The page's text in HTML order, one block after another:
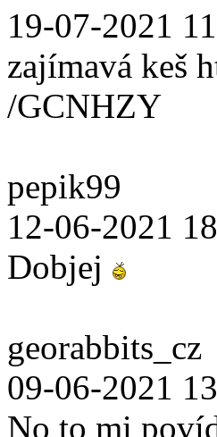
19-07-2021
zajímavá keš
/GCNHZY
pepik99
12-06-2021
Dobjej
georabbits_cz
09-06-2021
No to mi